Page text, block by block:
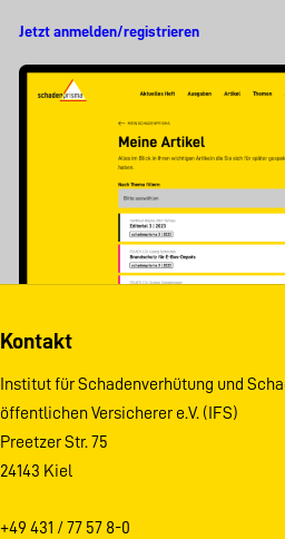
Jetzt anmelden/registrieren
Kontakt
Institut für Schadenverhütung und
öffentlichen Versicherer e.V. (IFS)
Preetzer Str. 75
24143 Kiel
+49 431 / 77 57 8-0